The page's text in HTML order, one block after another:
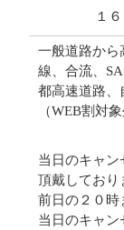
１
一般道路から
線、合流、
都高速道路
（WEB割対象
当日のキャン
頂戴しており
前日の２０
当日のキャ